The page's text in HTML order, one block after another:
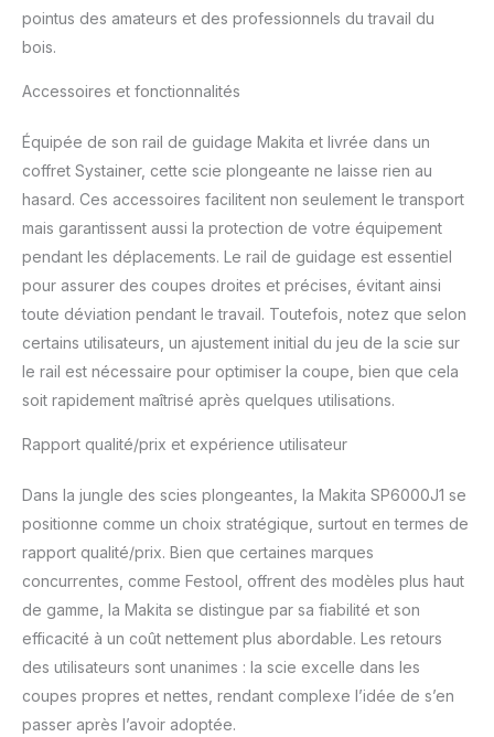
disques: 165 mm Hauteur
coupe max. à 90° 56 mm
max. à 45° 40 mm
pointus des amateurs et des professionnels du travail du
bois.
Accessoires et fonctionnalités
Équipée de son rail de guidage Makita et livrée dans un
coffret Systainer, cette scie plongeante ne laisse rien au
hasard. Ces accessoires facilitent non seulement le transport
mais garantissent aussi la protection de votre équipement
pendant les déplacements. Le rail de guidage est essentiel
pour assurer des coupes droites et précises, évitant ainsi
toute déviation pendant le travail. Toutefois, notez que selon
certains utilisateurs, un ajustement initial du jeu de la scie sur
le rail est nécessaire pour optimiser la coupe, bien que cela
soit rapidement maîtrisé après quelques utilisations.
Rapport qualité/prix et expérience utilisateur
Dans la jungle des scies plongeantes, la Makita SP6000J1 se
positionne comme un choix stratégique, surtout en termes de
rapport qualité/prix. Bien que certaines marques
concurrentes, comme Festool, offrent des modèles plus haut
de gamme, la Makita se distingue par sa fiabilité et son
efficacité à un coût nettement plus abordable. Les retours
des utilisateurs sont unanimes : la scie excelle dans les
coupes propres et nettes, rendant complexe l’idée de s’en
passer après l’avoir adoptée.